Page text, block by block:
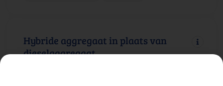
Hybride aggregaat in plaats van
dieselaggregaat